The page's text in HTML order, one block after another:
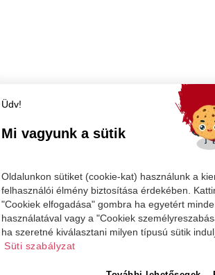
Üdv!
Mi vagyunk a sütik
Oldalunkon sütiket (cookie-kat) használunk a
felhasználói élmény biztosítása érdekében.
"Cookiek elfogadása" gombra ha egyetért
használatával vagy a "Cookiek
ha szeretné kiválasztani milyen típusú sütik
Süti szabályzat